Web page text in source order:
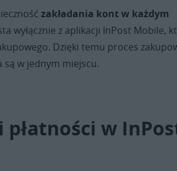
zakładania kont w każdym
wyłącznie z aplikacji InPost Mobile,
Dzięki temu proces
są w jednym miejscu.
w